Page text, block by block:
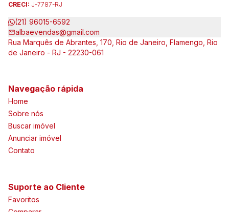
CRECI: J-7787-RJ
(21) 96015-6592
albaevendas@gmail.com
Rua Marquês de Abrantes, 170, Rio de Janeiro, Flamengo, Rio
de Janeiro - RJ - 22230-061
Navegação rápida
Home
Sobre nós
Buscar imóvel
Anunciar imóvel
Contato
Suporte ao Cliente
Favoritos